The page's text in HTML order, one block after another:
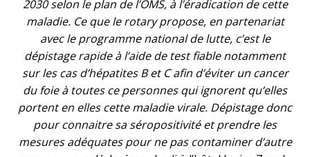
2030 selon le plan de l’OMS, à l’éradication de cette
maladie. Ce que le rotary propose, en partenariat
avec le programme national de lutte, c’est le
dépistage rapide à l’aide de test fiable notamment
sur les cas d’hépatites B et C afin d’éviter un cancer
du foie à toutes ce personnes qui ignorent qu’elles
portent en elles cette maladie virale. Dépistage donc
pour connaitre sa séropositivité et prendre les
mesures adéquates pour ne pas contaminer d’autre